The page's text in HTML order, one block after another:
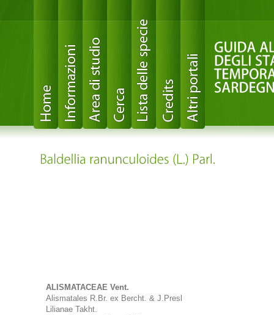
ALISMATACEAE Vent.
Alismatales R.Br. ex Bercht. & J.Presl
Lilianae Takht.